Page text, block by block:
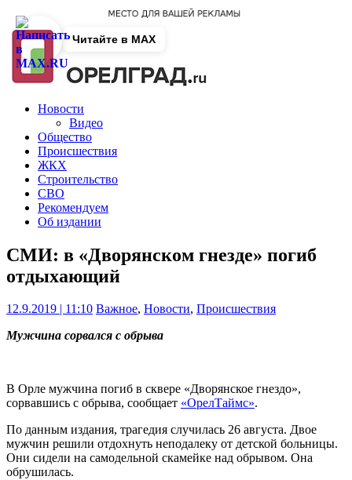
Новости
Видео
Общество
Происшествия
ЖКХ
Строительство
СВО
Рекомендуем
Об издании
СМИ: в «Дворянском гнезде» погиб
отдыхающий
12.9.2019 | 11:10 Важное, Новости, Происшествия
Мужчина сорвался с обрыва
В Орле мужчина погиб в сквере «Дворянское гнездо»,
сорвавшись с обрыва, сообщает «ОрелТаймс».
По данным издания, трагедия случилась 26 августа. Двое
мужчин решили отдохнуть неподалеку от детской больницы.
Они сидели на самодельной скамейке над обрывом. Она
обрушилась.
Читайте в MAX